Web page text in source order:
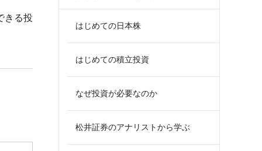
きる投
はじめての日本株
はじめての積立投資
なぜ投資が必要なのか
松井証券のアナリストから学ぶ